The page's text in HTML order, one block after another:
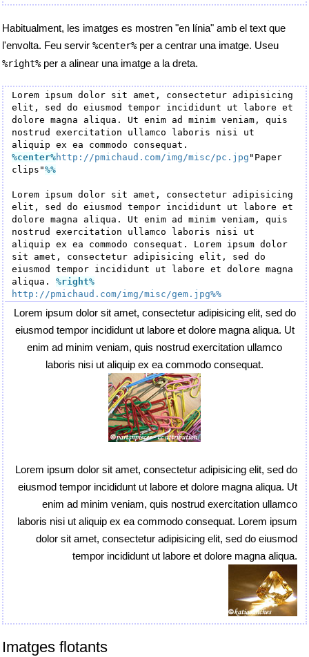
Habitualment, les imatges es mostren "en línia" amb el text que
l'envolta. Feu servir %center%per a centrar una imatge. Useu
%right%per a alinear una imatge a la dreta.
Lorem ipsum dolor sit amet, consectetur adipisicing
elit, sed do eiusmod tempor incididunt ut labore et
dolore magna aliqua. Ut enim ad minim veniam, quis
nostrud exercitation ullamco laboris nisi ut
%center%http://pmichaud.com/img/misc/pc.jpg "Paper
clips"%%
Lorem ipsum dolor sit amet, consectetur adipisicing
elit, sed do eiusmod tempor incididunt ut labore et
dolore magna aliqua. Ut enim ad minim veniam, quis
nostrud exercitation ullamco laboris nisi ut
aliquip ex ea commodo consequat. Lorem ipsum dolor
sit amet, consectetur adipisicing elit, sed do
eiusmod tempor incididunt ut labore et dolore magna
aliqua. %right%
http://pmichaud.com/img/misc/gem.jpg%%
Lorem ipsum dolor sit amet, consectetur adipisicing elit, sed do
eiusmod tempor incididunt ut labore et dolore magna aliqua. Ut
enim ad minim veniam, quis nostrud exercitation ullamco
laboris nisi ut aliquip ex ea commodo consequat.
Lorem ipsum dolor sit amet, consectetur adipisicing elit, sed do
eiusmod tempor incididunt ut labore et dolore magna aliqua. Ut
enim ad minim veniam, quis nostrud exercitation ullamco
laboris nisi ut aliquip ex ea commodo consequat. Lorem ipsum
dolor sit amet, consectetur adipisicing elit, sed do eiusmod
tempor incididunt ut labore et dolore magna aliqua.
Imatges flotants